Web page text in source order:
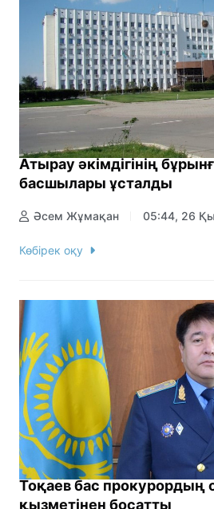
Атырау әкімдігінің
басшылары ұсталды
Әсем Жұмақан 05:44, 26
Көбірек оқу
Тоқаев бас прокурордың
қызметінен босатты